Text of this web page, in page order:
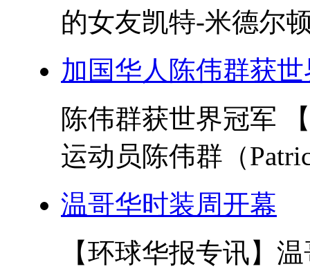
的女友凯特-米德尔
加国华人陈伟群获
陈伟群获世界冠军
运动员陈伟群（
温哥华时装周开幕
【环球华报专讯】